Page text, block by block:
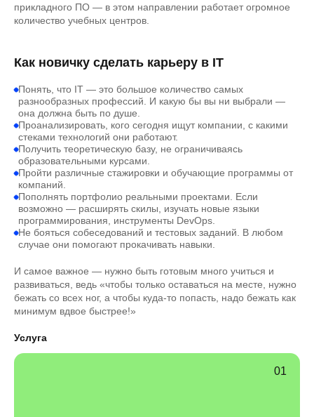
прикладного ПО — в этом направлении работает огромное
количество учебных центров.
Как новичку сделать карьеру в IT
Понять, что IT — это большое количество самых
разнообразных профессий. И какую бы вы ни выбрали —
она должна быть по душе.
Проанализировать, кого сегодня ищут компании, с какими
стеками технологий они работают.
Получить теоретическую базу, не ограничиваясь
образовательными курсами.
Пройти различные стажировки и обучающие программы от
компаний.
Пополнять портфолио реальными проектами. Если
возможно — расширять скилы, изучать новые языки
программирования, инструменты DevOps.
Не бояться собеседований и тестовых заданий. В любом
случае они помогают прокачивать навыки.
И самое важное — нужно быть готовым много учиться и
развиваться, ведь «чтобы только оставаться на месте, нужно
бежать со всех ног, а чтобы куда-то попасть, надо бежать как
минимум вдвое быстрее!»
Услуга